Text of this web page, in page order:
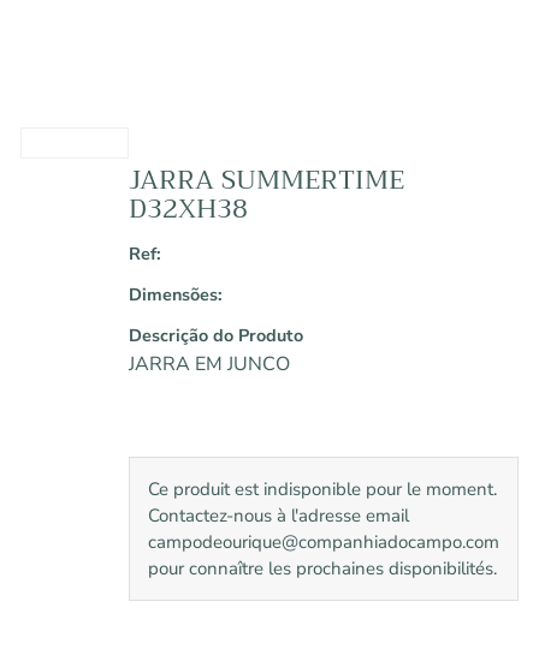
JARRA SUMMERTIME
D32XH38
Ref:
Dimensões:
Descrição do Produto
JARRA EM JUNCO
Ce produit est indisponible pour le moment.
Contactez-nous à l'adresse email
campodeourique@companhiadocampo.com
pour connaître les prochaines disponibilités.